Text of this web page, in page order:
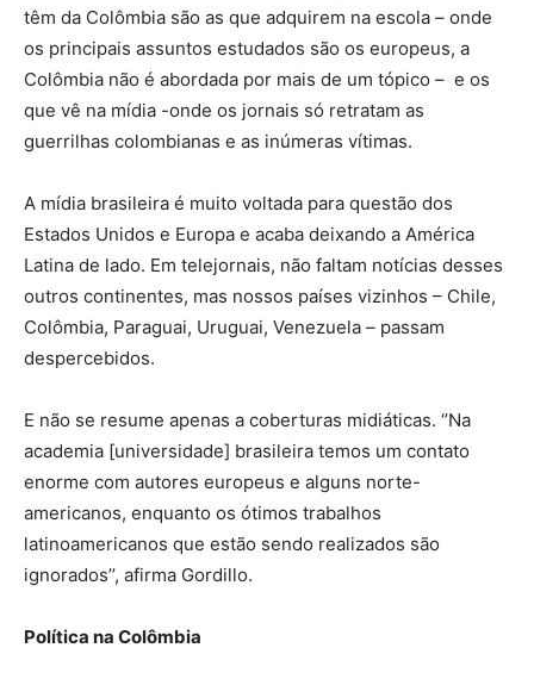
têm da Colômbia são as que adquirem na escola – onde
os principais assuntos estudados são os europeus, a
Colômbia não é abordada por mais de um tópico – e os
que vê na mídia -onde os jornais só retratam as
guerrilhas colombianas e as inúmeras vítimas.
A mídia brasileira é muito voltada para questão dos
Estados Unidos e Europa e acaba deixando a América
Latina de lado. Em telejornais, não faltam notícias desses
outros continentes, mas nossos países vizinhos – Chile,
Colômbia, Paraguai, Uruguai, Venezuela – passam
despercebidos.
E não se resume apenas a coberturas midiáticas. ‘’Na
academia [universidade] brasileira temos um contato
enorme com autores europeus e alguns norte-
americanos, enquanto os ótimos trabalhos
latinoamericanos que estão sendo realizados são
ignorados’’, afirma Gordillo.
Política na Colômbia